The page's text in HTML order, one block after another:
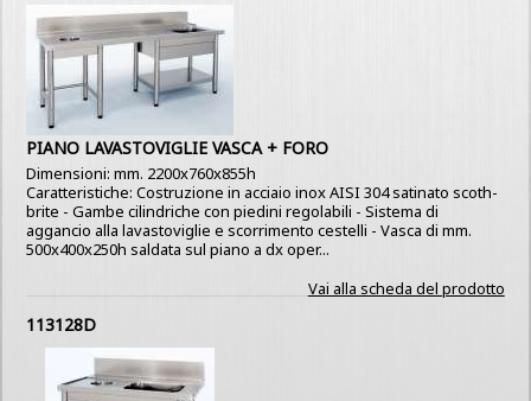
PIANO LAVASTOVIGLIE VASCA + FORO
Dimensioni: mm. 2200x760x855h
Caratteristiche: Costruzione in acciaio inox AISI 304 satinato scoth-
brite - Gambe cilindriche con piedini regolabili - Sistema di
aggancio alla lavastoviglie e scorrimento cestelli - Vasca di mm.
500x400x250h saldata sul piano a dx oper...
Vai alla scheda del prodotto
113128D